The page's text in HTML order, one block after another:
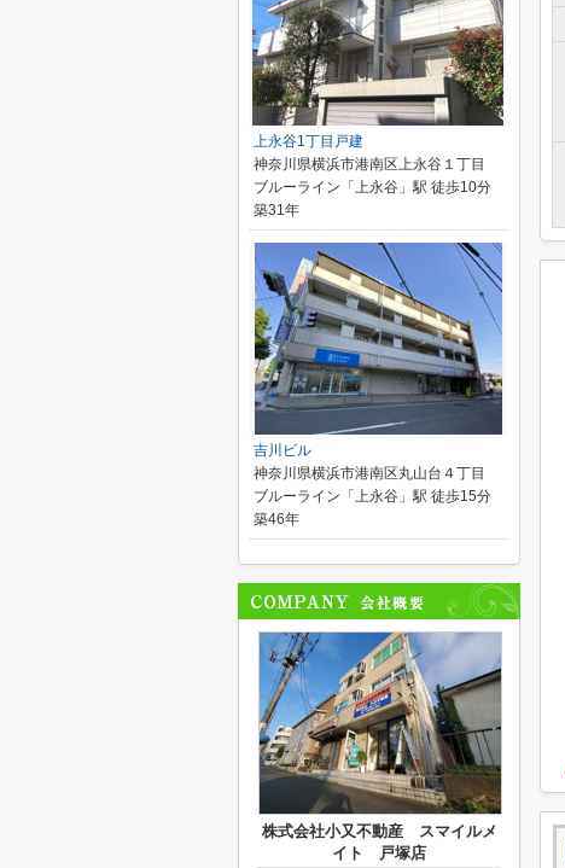
上永谷1丁目戸建
神奈川県横浜市港南区上永谷１丁目
ブルーライン「上永谷」駅 徒歩10分
築31年
吉川ビル
神奈川県横浜市港南区丸山台４丁目
ブルーライン「上永谷」駅 徒歩15分
築46年
株式会社小又不動産 スマイルメ
イト 戸塚店